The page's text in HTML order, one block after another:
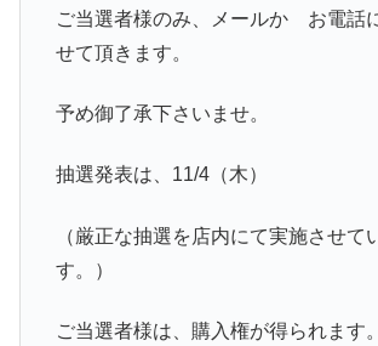
ご当選者様のみ、メールか お電話
せて頂きます。
予め御了承下さいませ。
抽選発表は、11/4（木）
（厳正な抽選を店内にて実施させて
す。）
ご当選者様は、購入権が得られます。